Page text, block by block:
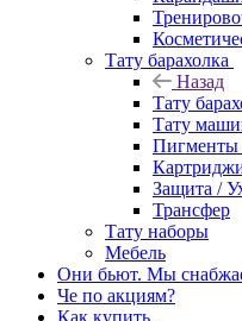
Тату барахолка
Назад
Тату
Тату
Пигменты
Защита /
Трансфер
Тату наборы
Мебель
Они бьют. Мы
Че по акциям?
Как купить